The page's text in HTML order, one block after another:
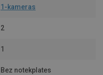
1-kameras
2
1
Bez notekplates